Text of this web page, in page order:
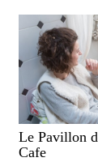
Le Pavillon des Canaux
Cafe